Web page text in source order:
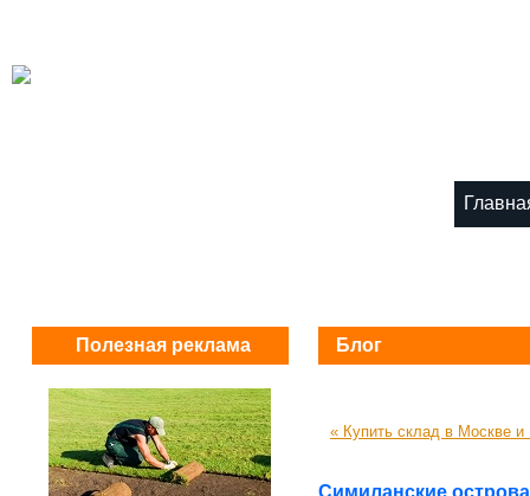
Полезная реклама Блог
« Купить склад в Москве и
Симиланские